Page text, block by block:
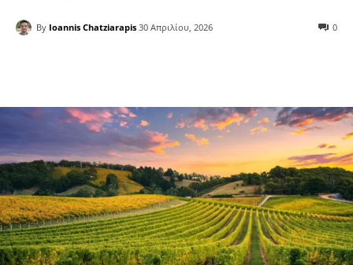
By Ioannis Chatziarapis 30 Απριλίου, 2026 0